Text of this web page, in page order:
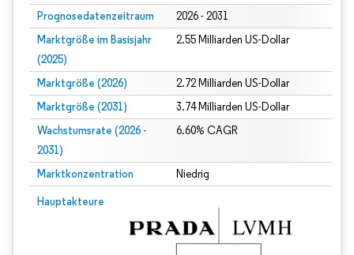
Prognosedatenzeitraum 2026 - 2031
Marktgröße im Basisjahr
(2025)
2.55 Milliarden US-Dollar
Marktgröße (2026) 2.72 Milliarden US-Dollar
Marktgröße (2031) 3.74 Milliarden US-Dollar
Wachstumsrate (2026 -
2031)
6.60% CAGR
Marktkonzentration Niedrig
Hauptakteure
Bild © Mordor Intelligence. Wiederverwendung erfordert Namensnennung